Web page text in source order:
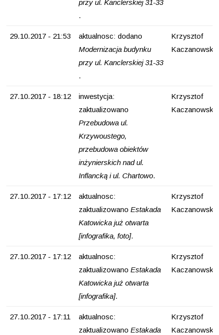
przy ul. Kanclerskiej 31-33
.
29.10.2017 - 21:53
aktualnosc: dodano
Modernizacja budynku
przy ul. Kanclerskiej 31-33
.
Krzysztof
Kaczanowski
27.10.2017 - 18:12
inwestycja:
zaktualizowano
Przebudowa ul.
Krzywoustego,
przebudowa obiektów
inżynierskich nad ul.
Inflancką i ul. Chartowo.
Krzysztof
Kaczanowski
27.10.2017 - 17:12
aktualnosc:
zaktualizowanoEstakada
Katowicka już otwarta
[infografika, foto].
Krzysztof
Kaczanowski
27.10.2017 - 17:12
aktualnosc:
zaktualizowanoEstakada
Katowicka już otwarta
[infografika].
Krzysztof
Kaczanowski
27.10.2017 - 17:11
aktualnosc:
zaktualizowanoEstakada
Krzysztof
Kaczanowski